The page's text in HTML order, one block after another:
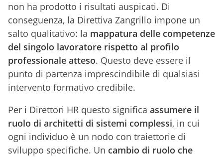
non ha prodotto i risultati auspicati. Di
conseguenza, la Direttiva Zangrillo impone un
salto qualitativo: la mappatura delle competenze
del singolo lavoratore rispetto al profilo
professionale atteso. Questo deve essere il
punto di partenza imprescindibile di qualsiasi
intervento formativo credibile.
Per i Direttori HR questo significa assumere il
ruolo di architetti di sistemi complessi, in cui
ogni individuo è un nodo con traiettorie di
sviluppo specifiche. Un cambio di ruolo che